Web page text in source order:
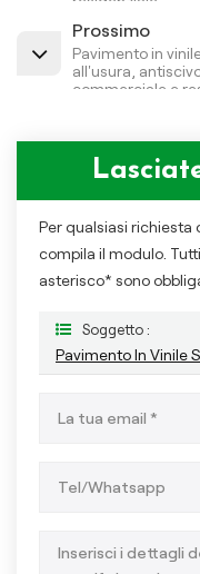
Prossimo
Pavimento in
all'usura,
commerciale e
Per qualsiasi richiesta
compila il modulo.
asterisco* sono
Soggetto :